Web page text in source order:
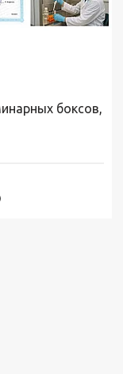
боксов,